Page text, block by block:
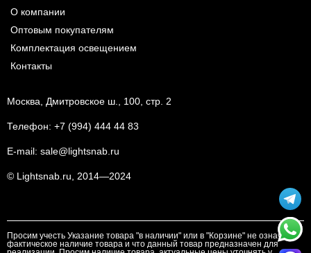
О компании
Оптовым покупателям
Комплектация освещением
Контакты
Москва, Дмитровское ш., 100, стр. 2
Телефон: +7 (994) 444 44 83
E-mail: sale@lightsnab.ru
© Lightsnab.ru, 2014—2024
Просим учесть Указание товара "в наличии" или в "Корзине" не означает
фактическое наличие товара и что данный товар предназначен для